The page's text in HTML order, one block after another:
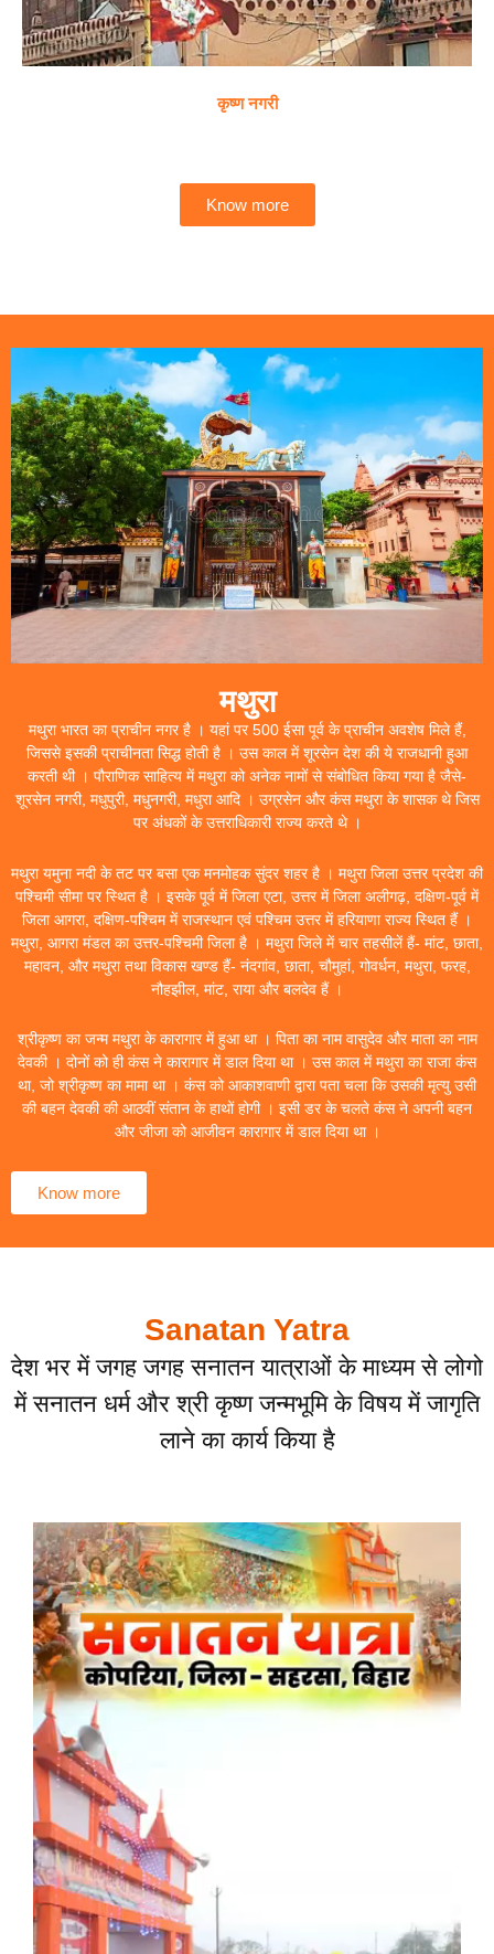
कृष्ण नगरी
Know more
मथुरा
मथुरा भारत का प्राचीन नगर है । यहां पर 500 ईसा पूर्व के प्राचीन अवशेष मिले हैं,
जिससे इसकी प्राचीनता सिद्ध होती है । उस काल में शूरसेन देश की ये राजधानी हुआ
करती थी । पौराणिक साहित्य में मथुरा को अनेक नामों से संबोधित किया गया है जैसे-
शूरसेन नगरी, मधुपुरी, मधुनगरी, मधुरा आदि । उग्रसेन और कंस मथुरा के शासक थे जिस
पर अंधकों के उत्तराधिकारी राज्य करते थे ।
मथुरा यमुना नदी के तट पर बसा एक मनमोहक सुंदर शहर है । मथुरा जिला उत्तर प्रदेश की
पश्चिमी सीमा पर स्थित है । इसके पूर्व में जिला एटा, उत्तर में जिला अलीगढ़, दक्षिण-पूर्व में
जिला आगरा, दक्षिण-पश्चिम में राजस्थान एवं पश्चिम उत्तर में हरियाणा राज्य स्थित हैं ।
मथुरा, आगरा मंडल का उत्तर-पश्चिमी जिला है । मथुरा जिले में चार तहसीलें हैं- मांट, छाता,
महावन, और मथुरा तथा विकास खण्ड हैं- नंदगांव, छाता, चौमुहां, गोवर्धन, मथुरा, फरह,
नौहझील, मांट, राया और बलदेव हैं ।
श्रीकृष्ण का जन्म मथुरा के कारागार में हुआ था । पिता का नाम वासुदेव और माता का नाम
देवकी । दोनों को ही कंस ने कारागार में डाल दिया था । उस काल में मथुरा का राजा कंस
था, जो श्रीकृष्ण का मामा था । कंस को आकाशवाणी द्वारा पता चला कि उसकी मृत्यु उसी
की बहन देवकी की आठवीं संतान के हाथों होगी । इसी डर के चलते कंस ने अपनी बहन
और जीजा को आजीवन कारागार में डाल दिया था ।
Know more
Sanatan Yatra
देश भर में जगह जगह सनातन यात्राओं के माध्यम से लोगो
में सनातन धर्म और श्री कृष्ण जन्मभूमि के विषय में जागृति
लाने का कार्य किया है